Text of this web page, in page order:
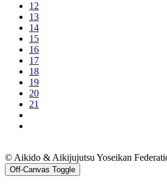
12
13
14
15
16
17
18
19
20
21
© Aikido & Aikijujutsu Yoseikan
Off-Canvas Toggle